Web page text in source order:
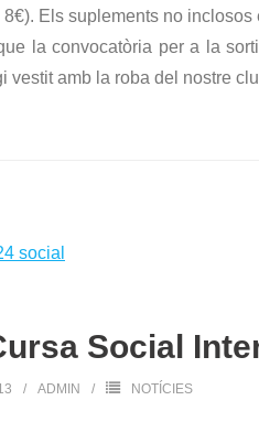
8€). Els suplements no
la convocatòria per a la
vestit amb la roba del nostre
Social
ADMIN NOTÍCIES